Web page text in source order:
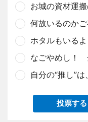
お城の資材運
何故いるのか
ホタルもいる
なごやめし！
自分の“推し”
投票する